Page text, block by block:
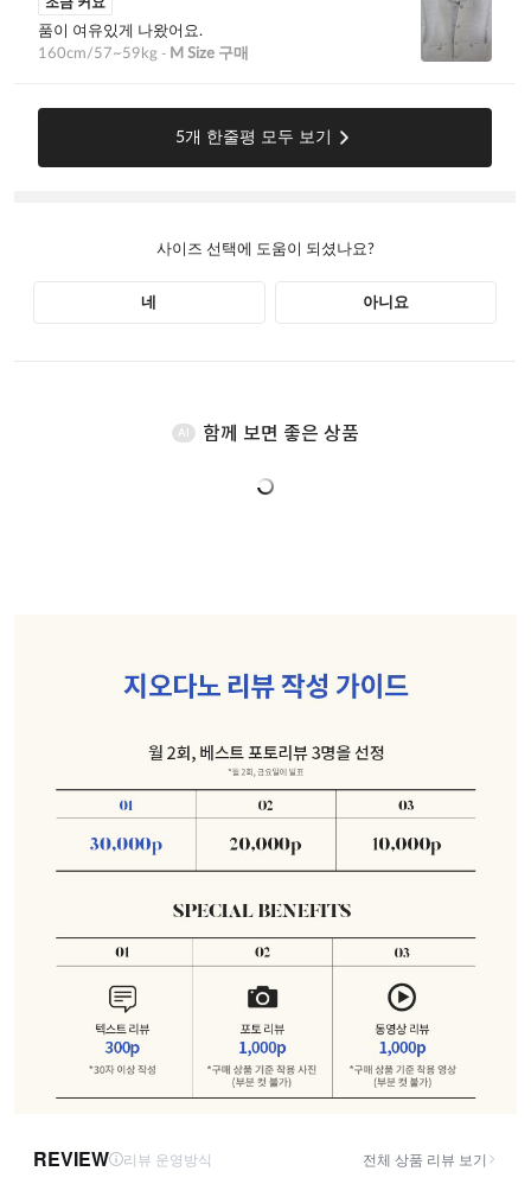
AI 함께 보면 좋은 상품